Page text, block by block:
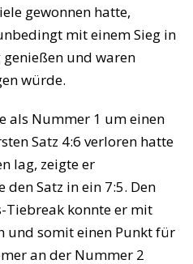
gewonnen hatte,
mit einem Sieg in
und waren
würde.
als Nummer 1 um einen
Satz 4:6 verloren hatte
lag, zeigte er
Satz in ein 7:5. Den
Tiebreak konnte er mit
und somit einen Punkt für
an der Nummer 2